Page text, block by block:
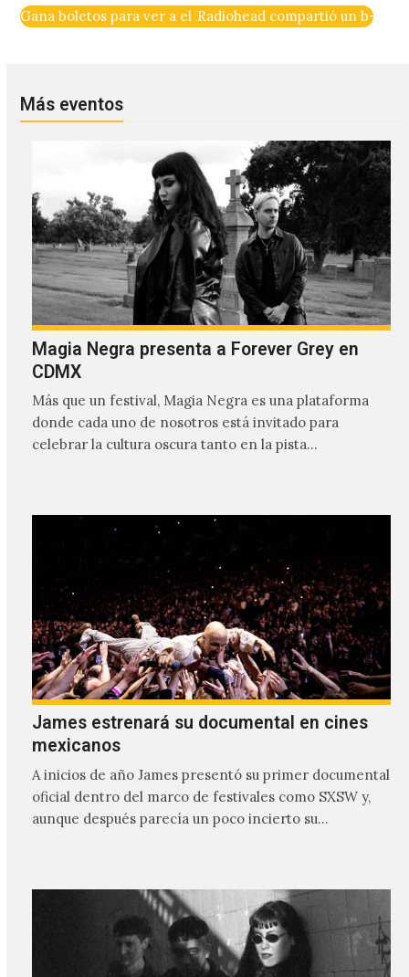
Gana boletos para ver a el Búho en el Foro Normandie
Radiohead compartió un b-side
Más eventos
Magia Negra presenta a Forever Grey en
CDMX
Más que un festival, Magia Negra es una plataforma
donde cada uno de nosotros está invitado para
celebrar la cultura oscura tanto en la pista…
James estrenará su documental en cines
mexicanos
A inicios de año James presentó su primer documental
oficial dentro del marco de festivales como SXSW y,
aunque después parecía un poco incierto su…